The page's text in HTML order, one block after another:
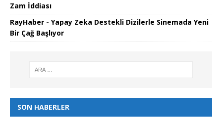
Zam İddiası
RayHaber - Yapay Zeka Destekli Dizilerle Sinemada Yeni
Bir Çağ Başlıyor
SON HABERLER